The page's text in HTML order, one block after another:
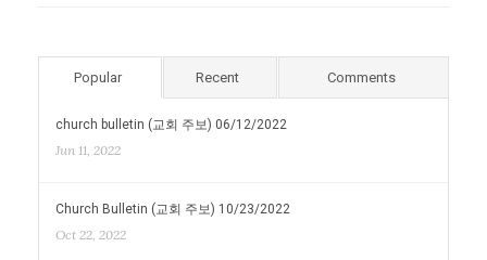
Popular Recent Comments
church bulletin (교회 주보) 06/12/2022
Jun 11, 2022
Church Bulletin (교회 주보) 10/23/2022
Oct 22, 2022